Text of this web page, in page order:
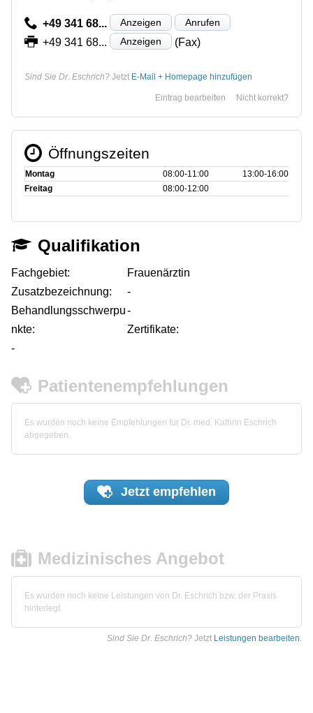
+49 341 68... Anzeigen Anrufen
+49 341 68... Anzeigen (Fax)
Sind Sie Dr. Eschrich? Jetzt E-Mail + Homepage hinzufügen
Nicht korrekt?
Eintrag bearbeiten
Öffnungszeiten
Montag 08:00‑11:00
13:00‑16:00
Freitag
08:00‑12:00
Qualifikation
Fachgebiet:
Frauenärztin
Zusatzbezeichnung:
-
Behandlungsschwerpu
nkte:
-
Zertifikate:
-
Patientenempfehlungen
Es wurden noch keine Empfehlungen für Dr. med. Kathrin Eschrich
abgegeben.
Jetzt empfehlen
Medizinisches Angebot
Es wurden noch keine Leistungen von Dr. Eschrich bzw. der Praxis
hinterlegt.
Sind Sie Dr. Eschrich? Jetzt Leistungen bearbeiten.